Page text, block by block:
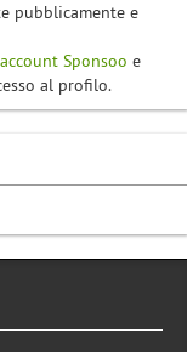
pubblicamente e
Sponsoo e
al profilo.